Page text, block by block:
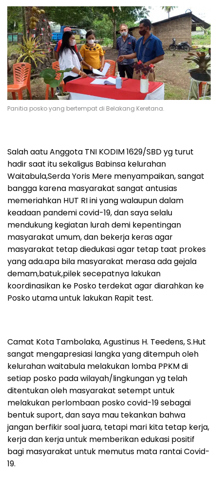
Panitia posko yang bertempat di Belakang Keretana.
Salah aatu Anggota TNI KODIM 1629/SBD yg turut
hadir saat itu sekaligus Babinsa kelurahan
Waitabula,Serda Yoris Mere menyampaikan, sangat
bangga karena masyarakat sangat antusias
memeriahkan HUT RI ini yang walaupun dalam
keadaan pandemi covid-19, dan saya selalu
mendukung kegiatan lurah demi kepentingan
masyarakat umum, dan bekerja keras agar
masyarakat tetap diedukasi agar tetap taat prokes
yang ada.apa bila masyarakat merasa ada gejala
demam,batuk,pilek secepatnya lakukan
koordinasikan ke Posko terdekat agar diarahkan ke
Posko utama untuk lakukan Rapit test.
Camat Kota Tambolaka, Agustinus H. Teedens, S.Hut
sangat mengapresiasi langka yang ditempuh oleh
kelurahan waitabula melakukan lomba PPKM di
setiap posko pada wilayah/lingkungan yg telah
ditentukan oleh masyarakat setempt untuk
melakukan perlombaan posko covid-19 sebagai
bentuk suport, dan saya mau tekankan bahwa
jangan berfikir soal juara, tetapi mari kita tetap kerja,
kerja dan kerja untuk memberikan edukasi positif
bagi masyarakat untuk memutus mata rantai Covid-
19.